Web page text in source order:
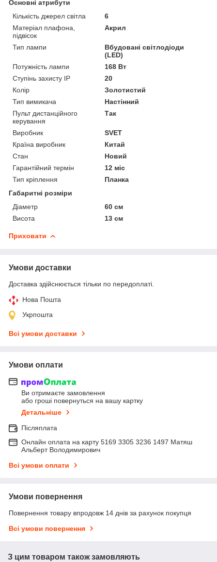
Основні атрибути
Кількість джерел світла
6
Матеріал плафона,
підвісок
Акрил
Тип лампи
Вбудовані світлодіоди
(LED)
Потужність лампи
168 Вт
Ступінь захисту IP
20
Колір
Золотистий
Тип вимикача
Настінний
Пульт дистанційного
керування
Так
Виробник
SVET
Країна виробник
Китай
Стан
Новий
Гарантійний термін
12 міс
Тип кріплення
Планка
Габаритні розміри
Діаметр
60 см
Висота
13 см
Приховати
Умови доставки
Доставка здійснюється тільки по передоплаті.
Нова Пошта
Укрпошта
Всі умови доставки
Умови оплати
Ви отримаєте замовлення
або гроші повернуться на вашу картку
Детальніше
Післяплата
Онлайн оплата на карту 5169 3305 3236 1497 Матяш
Альберт Володимирович
Всі умови оплати
Умови повернення
Повернення товару впродовж 14 днів за рахунок покупця
Всі умови повернення
З цим товаром також замовляють